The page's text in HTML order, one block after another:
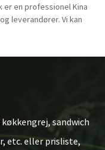
er en professionel Kina
leverandører. Vi kan
sandwich
etc. eller prisliste,